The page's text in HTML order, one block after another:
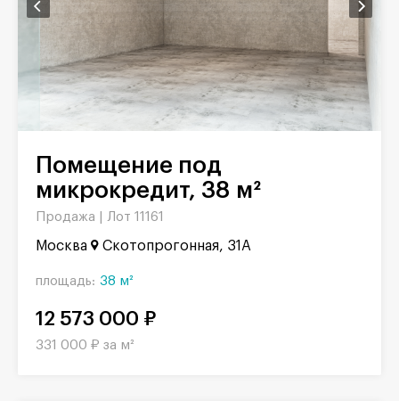
Помещение под
микрокредит, 38 м²
Продажа | Лот 11161
Москва Скотопрогонная, 31А
площадь: 38 м²
12 573 000 ₽
331 000 ₽ за м²